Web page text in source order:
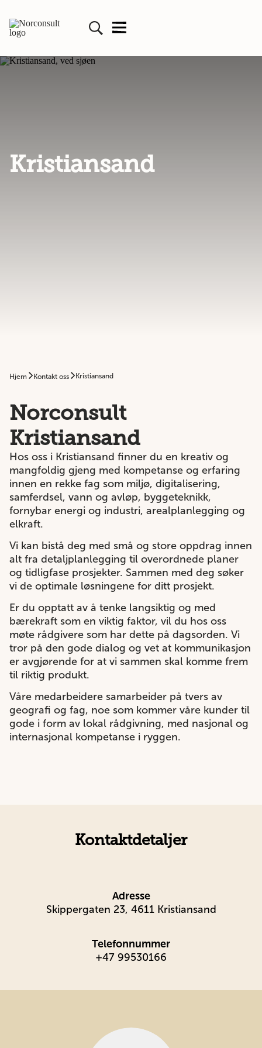
Kristiansand
Hjem Kontakt oss Kristiansand
Norconsult
Kristiansand
Hos oss i Kristiansand finner du en kreativ og
mangfoldig gjeng med kompetanse og erfaring
innen en rekke fag som miljø, digitalisering,
samferdsel, vann og avløp, byggeteknikk,
fornybar energi og industri, arealplanlegging og
elkraft.
Vi kan bistå deg med små og store oppdrag innen
alt fra detaljplanlegging til overordnede planer
og tidligfase prosjekter. Sammen med deg søker
vi de optimale løsningene for ditt prosjekt.
Er du opptatt av å tenke langsiktig og med
bærekraft som en viktig faktor, vil du hos oss
møte rådgivere som har dette på dagsorden. Vi
tror på den gode dialog og vet at kommunikasjon
er avgjørende for at vi sammen skal komme frem
til riktig produkt.
Våre medarbeidere samarbeider på tvers av
geografi og fag, noe som kommer våre kunder til
gode i form av lokal rådgivning, med nasjonal og
internasjonal kompetanse i ryggen.
Kontaktdetaljer
Adresse
Skippergaten 23, 4611 Kristiansand
Telefonnummer
+47 99530166